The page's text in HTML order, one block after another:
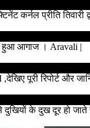
कर्नल प्रीति तिवारी
हुआ आगाज । Aravali |
पूरी रिपोर्ट और
से दुखियों के दुख दूर हो जाते